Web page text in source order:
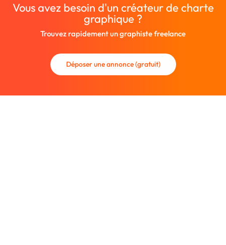
Vous avez besoin d'un créateur de charte
graphique ?
Trouvez rapidement un graphiste freelance
Déposer une annonce (gratuit)